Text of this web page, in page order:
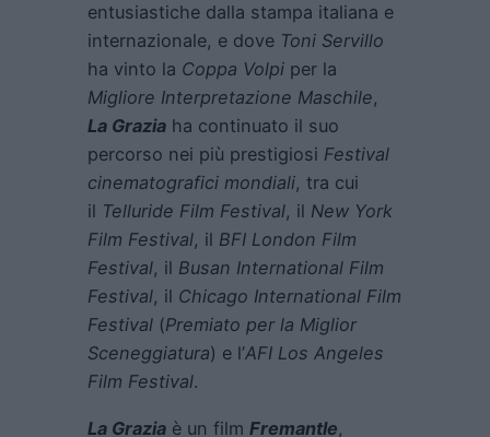
entusiastiche dalla stampa italiana e
internazionale, e dove Toni Servillo
ha vinto la Coppa Volpi per la
Migliore Interpretazione Maschile,
La Grazia ha continuato il suo
percorso nei più prestigiosi Festival
cinematografici mondiali, tra cui
il Telluride Film Festival, il New York
Film Festival, il BFI London Film
Festival, il Busan International Film
Festival, il Chicago International Film
Festival (Premiato per la Miglior
Sceneggiatura) e l’AFI Los Angeles
Film Festival.
La Grazia è un film Fremantle,